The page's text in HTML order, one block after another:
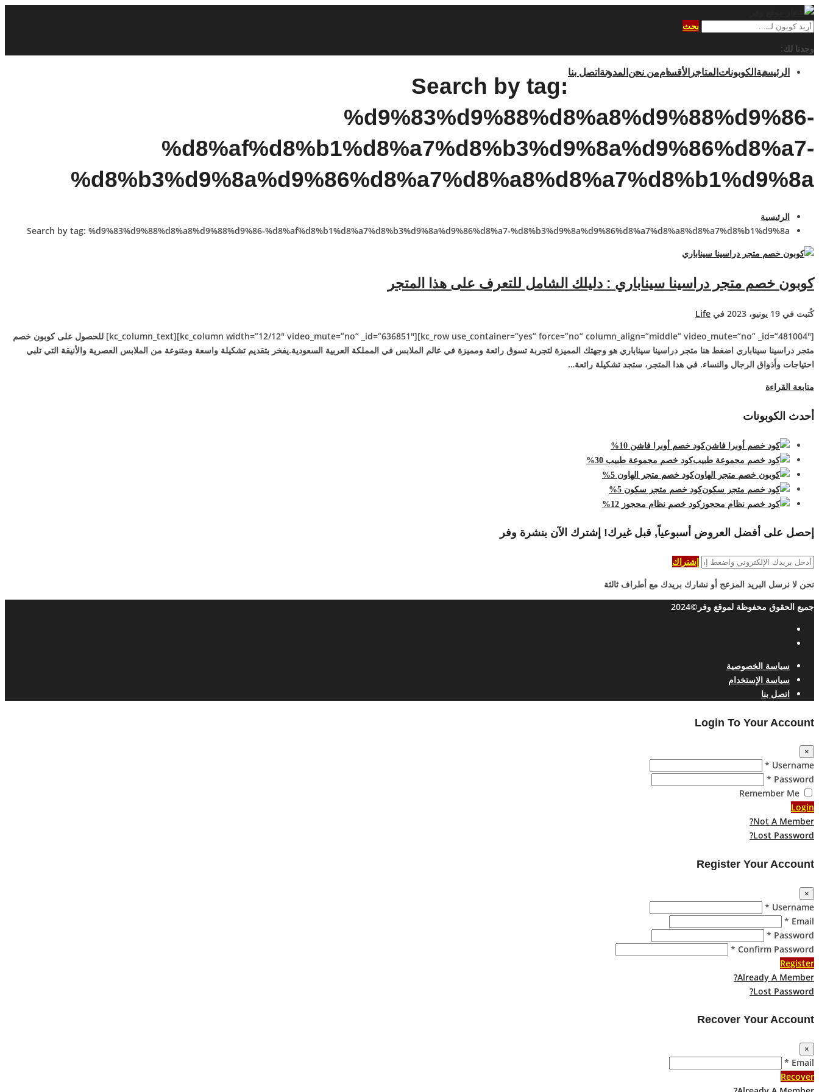
بحث
وجدنا لك:
الرئيسية الكوبونات المتاجر الأقساممن نحن المدونة اتصل بنا
Search by tag:
%d9%83%d9%88%d8%a8%d9%88%d9%86-
%d8%af%d8%b1%d8%a7%d8%b3%d9%8a%d9%86%d8%a7-
%d8%b3%d9%8a%d9%86%d8%a7%d8%a8%d8%a7%d8%b1%d9%8a
الرئيسية
Search by tag: %d9%83%d9%88%d8%a8%d9%88%d9%86-%d8%af%d8%b1%d8%a7%d8%b3%d9%8a%d9%86%d8%a7-%d8%b3%d9%8a%d9%86%d8%a7%d8%a8%d8%a7%d8%b1%d9%8a
كوبون خصم متجر دراسينا سيناباري : دليلك الشامل للتعرف على هذا المتجر
كُتبت في 19 يونيو، 2023 في
Life
[kc_row use_container=”yes” force=”no” column_align=”middle” video_mute=”no” _id=”481004″][kc_column width=”12/12″ video_mute=”no” _id=”636851″][kc_column_text] للحصول على كوبون خصم
متجر دراسينا سيناباري اضغط هنا متجر دراسينا سيناباري هو وجهتك المميزة لتجربة تسوق رائعة ومميزة في عالم الملابس في المملكة العربية السعودية.يفخر بتقديم تشكيلة واسعة ومتنوعة من الملابس العصرية والأنيقة التي تلبي
احتياجات وأذواق الرجال والنساء. في هدا المتجر، ستجد تشكيلة رائعة…
متابعة القراءة
أحدث الكوبونات
كود خصم أوبرا فاشن 10%
كود خصم مجموعة طبيب 30%
كود خصم متجر الهاون 5%
كود خصم متجر سكون 5%
كود خصم نظام محجوز 12%
إحصل على أفضل العروض أسبوعياً, قبل غيرك! إشترك الآن بنشرة وفر
إشتراك
نحن لا نرسل البريد المزعج أو نشارك بريدك مع أطراف ثالثة
جميع الحقوق محفوظة لموقع وفر©2024
سياسة الخصوصية
سياسة الإستخدام
اتصل بنا
Login To Your Account
×
Username *
Password *
Remember Me
Login
Not A Member?
Lost Password?
Register Your Account
×
Username *
Email *
Password *
Confirm Password *
Register
Already A Member?
Lost Password?
Recover Your Account
×
Email *
Recover